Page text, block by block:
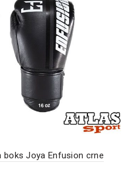
boks Joya Enfusion crne